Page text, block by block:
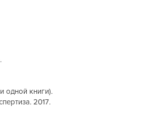
одной книги).
2017.